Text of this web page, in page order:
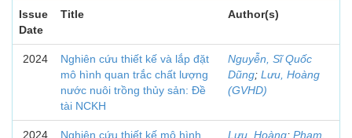
Issue
Date
Title Author(s)
2024
Nghiên cứu thiết kế và lắp đặt
mô hình quan trắc chất lượng
nước nuôi trồng thủy sản: Đề
tài NCKH
Nguyễn, Sĩ Quốc
Dũng; Lưu, Hoàng
(GVHD)
2024
Nghiên cứu thiết kế mô hình
Lưu, Hoàng; Phạm,